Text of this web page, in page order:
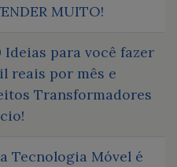
MUITO!
Ideias para você fazer
reais por mês e
Transformadores
Tecnologia Móvel é